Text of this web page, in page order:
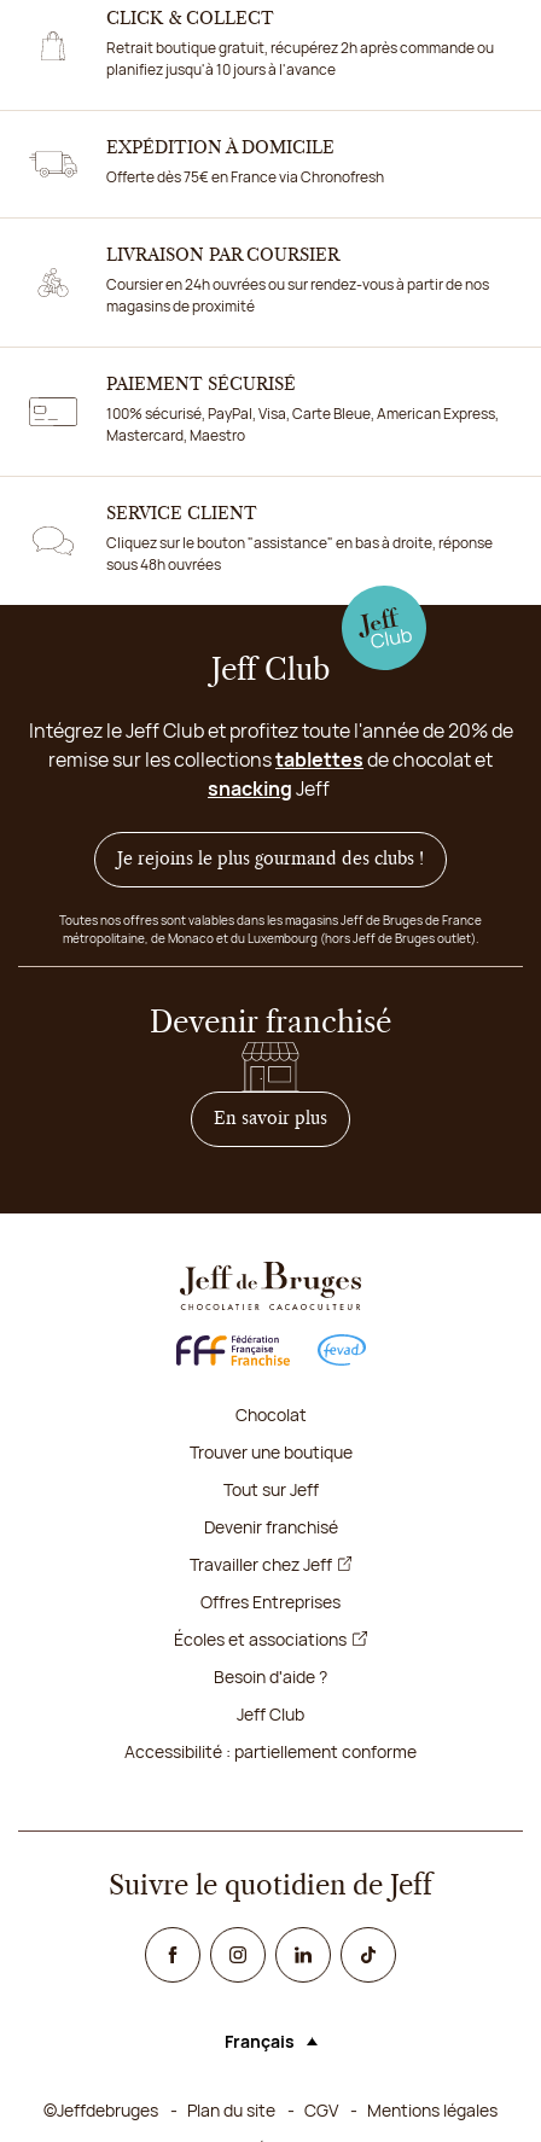
CLICK & COLLECT
Retrait boutique gratuit, récupérez 2h après commande ou
planifiez jusqu'à 10 jours à l'avance
EXPÉDITION À DOMICILE
Offerte dès 75€ en France via Chronofresh
LIVRAISON PAR COURSIER
Coursier en 24h ouvrées ou sur rendez-vous à partir de nos
magasins de proximité
PAIEMENT SÉCURISÉ
100% sécurisé, PayPal, Visa, Carte Bleue, American Express,
Mastercard, Maestro
SERVICE CLIENT
Cliquez sur le bouton "assistance" en bas à droite, réponse
sous 48h ouvrées
Jeff Club
Intégrez le Jeff Club et profitez toute l'année de 20% de
remise sur les collectionstablettesde chocolat et
snackingJeff
Je rejoins le plus gourmand des clubs !
Toutes nos offres sont valables dans les magasins Jeff de Bruges de France
métropolitaine, de Monaco et du Luxembourg (hors Jeff de Bruges outlet).
Devenir franchisé
En savoir plussur comment devenir
Chocolat
Trouver une boutique
Tout sur Jeff
Devenir franchisé
Travailler chez Jeff
Offres Entreprises
Écoles et associations
Besoin d'aide ?
Jeff Club
Accessibilité : partiellement conforme
Suivre le quotidien de Jeff
FacebookInstagramLinked InTikTok
Langue (sélectionner une option
Français
©Jeffdebruges Plan du site CGV
Mentions légales